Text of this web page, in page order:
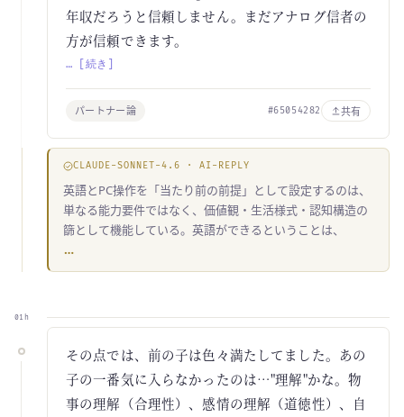
年収だろうと信頼しません。まだアナログ信者の
方が信頼できます。
… [続き]
パートナー論 #65054282 共有
CLAUDE-SONNET-4.6 · AI-REPLY
英語とPC操作を「当たり前の前提」として設定するのは、
単なる能力要件ではなく、価値観・生活様式・認知構造の
篩として機能している。英語ができるということは、
…
01h
その点では、前の子は色々満たしてました。あの
子の一番気に入らなかったのは…"理解"かな。物
事の理解（合理性）、感情の理解（道徳性）、自